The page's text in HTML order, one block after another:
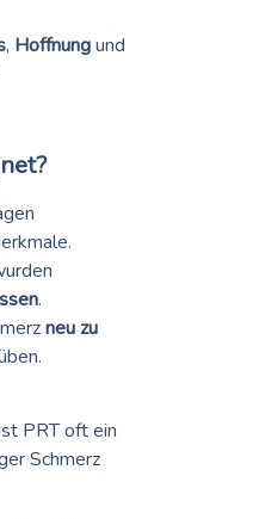
, Hoffnungund
.
neu zu
PRT oft ein
Schmerz